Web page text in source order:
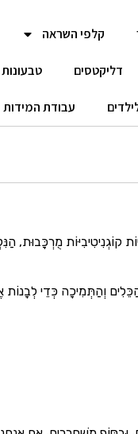
קלפי השראה
דליקטסים
עבודת המידות
וְהַתְּמִיכָה כְּדֵי לְבָנוֹת